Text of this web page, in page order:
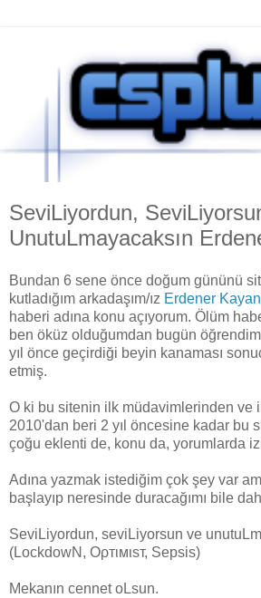
SeviLiyordun,
UnutuLmayacaksın
Bundan 6 sene önce doğum gününü
kutladığım arkadaşım/ız Erdener Kayan
haberi adına konu açıyorum. Ölüm
ben öküz olduğumdan bugün
yıl önce geçirdiği beyin kanaması
etmiş.
O ki bu sitenin ilk müdavimlerinden ve
2010'dan beri 2 yıl öncesine kadar bu
çoğu eklenti de, konu da, yorumlarda
Adına yazmak istediğim çok şey var
başlayıp neresinde duracağımı bile
SeviLiyordun, seviLiyorsun ve
(LockdowN, Oρтιмιsт, Sepsis)
Mekanın cennet oLsun.